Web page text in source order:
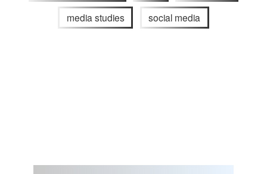
media studies social media